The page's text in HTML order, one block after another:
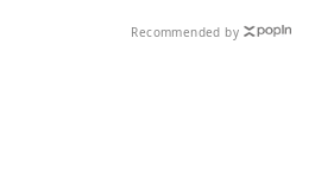
Recommended by